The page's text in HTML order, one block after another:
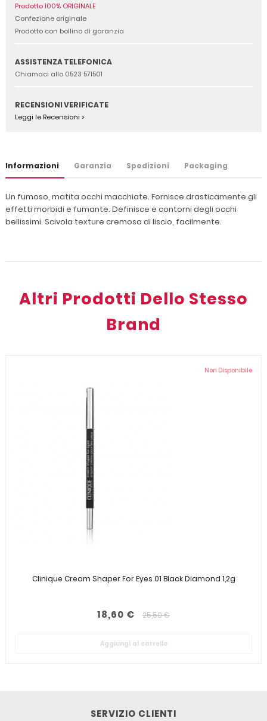
Prodotto 100% ORIGINALE
Confezione originale
Prodotto con bollino di garanzia
ASSISTENZA TELEFONICA
Chiamaci allo 0523 571501
RECENSIONI VERIFICATE
Leggi le Recensioni >
Informazioni Garanzia Spedizioni Packaging
Un fumoso, matita occhi macchiate. Fornisce drasticamente gli
effetti morbidi e fumante. Definisce e contorni degli occhi
bellissimi. Scivola texture cremosa di liscio, facilmente.
Altri Prodotti Dello Stesso
Brand
Non Disponibile
Clinique Cream Shaper For Eyes 01 Black Diamond 1,2g
18,60 € 25,50 €
Aggiungi al carrello
SERVIZIO CLIENTI